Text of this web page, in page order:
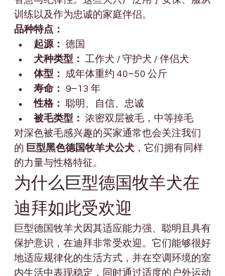
训练以及作为忠诚的家庭伴侣。
品种特点：
起源： 德国
犬种类型： 工作犬 / 守护犬 / 伴侣犬
体型：
成年体重约 40–50 公斤
寿命：
9–13 年
性格： 聪明、自信、忠诚
被毛类型： 浓密双层被毛，中等掉毛
对深色被毛感兴趣的买家通常也会关注我们
的 巨型黑色德国牧羊犬公犬 ，它们拥有同样
的力量与性格特征。
为什么巨型德国牧羊犬在
迪拜如此受欢迎
巨型德国牧羊犬因其适应能力强、聪明且具有
保护意识，在迪拜非常受欢迎。它们能够很好
地适应规律化的生活方式，并在空调环境的室
内生活中表现稳定，同时通过适度的户外运动